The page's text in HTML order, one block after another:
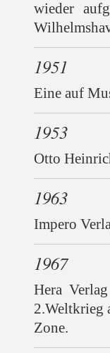
wieder
1951
Eine auf
1953
Otto
1963
Impero
1967
Hera
2.Weltkrieg
Zone.